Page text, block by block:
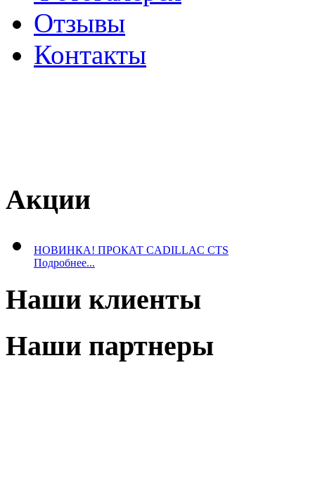
Отзывы
­Контакты
Акции
НОВИНКА! ПРОКАТ CADILLAC CTS
Подробнее...
Наши клиенты
Наши партнеры